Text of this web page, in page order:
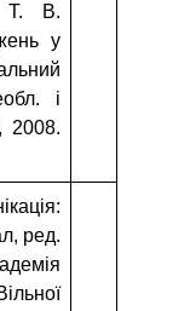
Т. В.
у
і
2008.
ред.